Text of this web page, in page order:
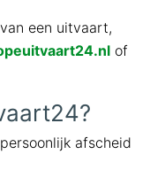
een uitvaart,
of
afscheid